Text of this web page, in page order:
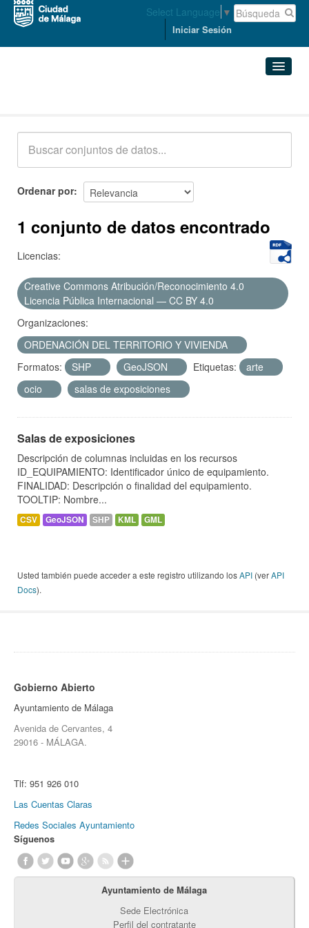
Select Language ▼
Iniciar Sesión
Acerca de
Ordenar por
1 conjunto de datos encontrado
Licencias:
Creative Commons Atribución/Reconocimiento 4.0
Licencia Pública Internacional — CC BY 4.0
Organizaciones:
ORDENACIÓN DEL TERRITORIO Y VIVIENDA
Formatos:
SHP GeoJSON Etiquetas:
arte
ocio
salas de exposiciones
Salas de exposiciones
Descripción de columnas incluidas en los recursos
ID_EQUIPAMIENTO: Identificador único de equipamiento.
FINALIDAD: Descripción o finalidad del equipamiento.
TOOLTIP: Nombre...
CSV GeoJSON SHP KML GML
Usted también puede acceder a este registro utilizando losAPI (verAPI
Docs).
Gobierno Abierto
Ayuntamiento de Málaga
Avenida de Cervantes, 4
29016 - MÁLAGA.
Tlf: 951 926 010
Las Cuentas Claras
Redes Sociales Ayuntamiento
Síguenos
Ayuntamiento de Málaga
Sede Electrónica
Perfil del contratante